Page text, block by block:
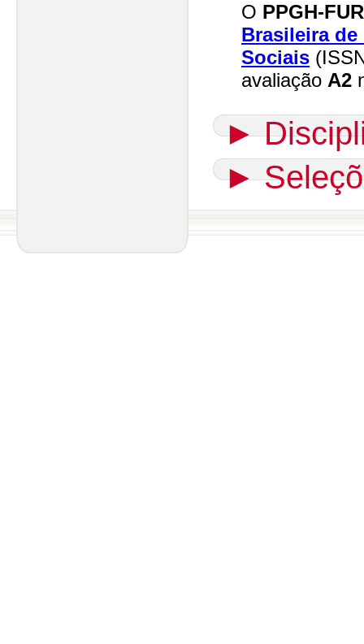
O PPGH-
Brasileira
Sociais
avaliação A2
►
►